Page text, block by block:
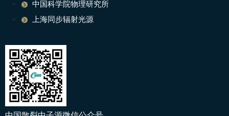
中国科学院物理研究所
上海同步辐射光源